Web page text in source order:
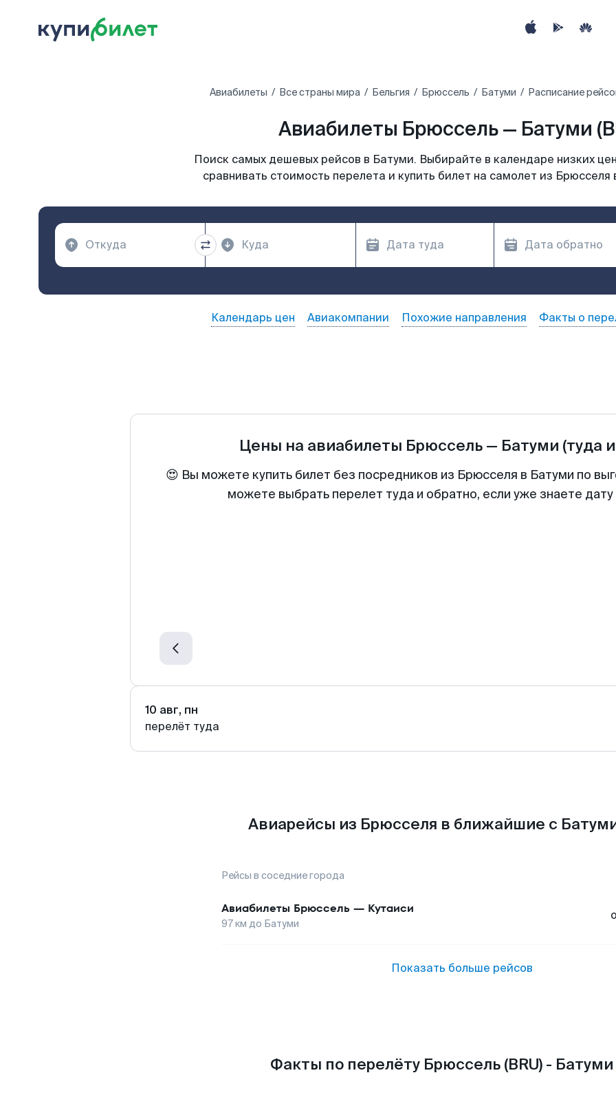
Авиабилеты Все страны мира Бельгия Брюссель Батуми Расписание
Авиабилеты Брюссель — Батуми
Поиск самых дешевых рейсов в Батуми. Выбирайте в календаре низких
сравнивать стоимость перелета и купить билет на самолет из Брюсселя
Календарь цен Авиакомпании Похожие направления Факты о
Цены на авиабилеты Брюссель— Батуми (туда
😍 Вы можете купить билет без посредников из Брюсселя в Батуми по
можете выбрать перелет туда и обратно, если уже знаете
10 авг, пн
перелёт туда
Авиарейсы из Брюсселя в ближайшие с
Рейсы в соседние города
Авиабилеты Брюссель — Кутаиси
97км до Батуми
Показать больше рейсов
Факты по перелёту Брюссель (BRU) - Батуми